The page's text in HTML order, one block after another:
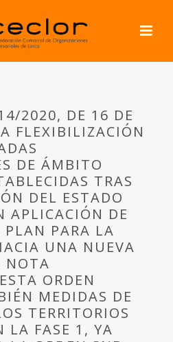
2020, DE 16 DE
FLEXIBILIZACIÓN
DE ÁMBITO
TRAS
DEL ESTADO
APLICACIÓN DE
PLAN PARA LA
UNA NUEVA
NOTA
ORDEN
MEDIDAS DE
TERRITORIOS
LA FASE 1, YA